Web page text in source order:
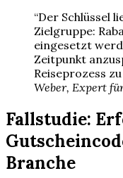
“Der Schlüssel
Zielgruppe:
eingesetzt
Zeitpunkt
Reiseprozess
Weber, Expert
Fallstudie:
Branche